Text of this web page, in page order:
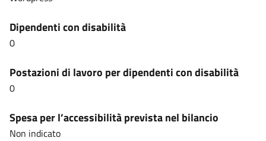
Dipendenti con disabilità
0
Postazioni di lavoro per dipendenti con disabilità
0
Spesa per l’accessibilità prevista nel bilancio
Non indicato